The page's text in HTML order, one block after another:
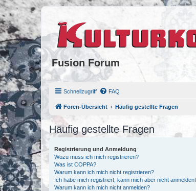
Fusion Forum
Schnellzugriff FAQ
Foren-Übersicht Häufig gestellte Fragen
Häufig gestellte Fragen
Registrierung und Anmeldung
Wozu muss ich mich registrieren?
Was ist COPPA?
Warum kann ich mich nicht registrieren?
Ich habe mich registriert, kann mich aber nicht anmelden!
Warum kann ich mich nicht anmelden?